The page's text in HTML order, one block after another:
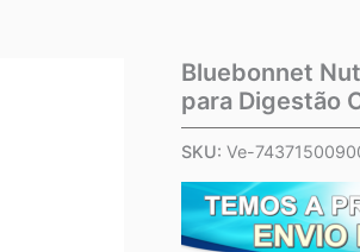
Bluebonnet
para Digestão
SKU: Ve-